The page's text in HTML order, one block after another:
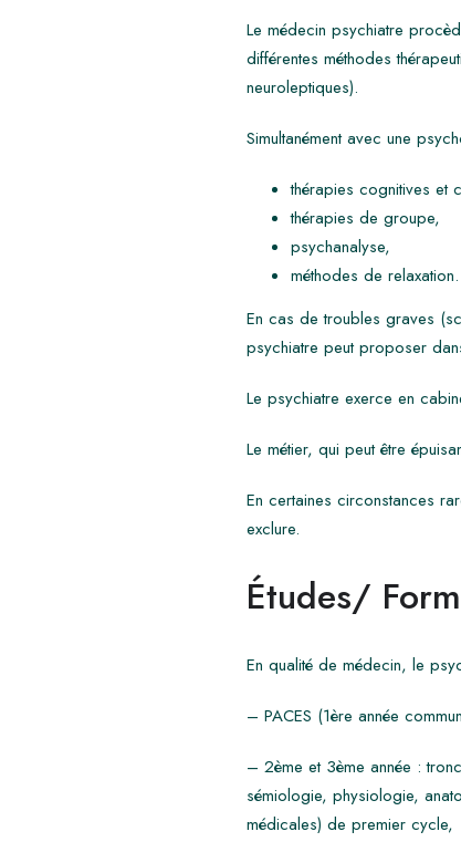
Le médecin psychiatre
différentes méthodes
neuroleptiques).
Simultanément avec une
thérapies cognitives et
thérapies de groupe,
psychanalyse,
méthodes de
En cas de troubles graves
psychiatre peut proposer
Le psychiatre exerce en
Le métier, qui peut être
En certaines circonstances
exclure.
Études/
En qualité de médecin, le
– PACES (1ère année
– 2ème et 3ème année :
sémiologie, physiologie,
médicales) de premier cycle,